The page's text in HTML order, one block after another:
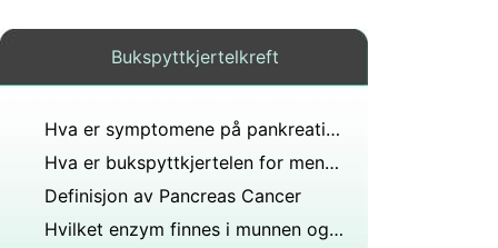
Bukspyttkjertelkreft
Hva er symptomene på pankreatitt og hvor lenge varer de?
Hva er bukspyttkjertelen for menneskekroppen?
Definisjon av Pancreas Cancer
Hvilket enzym finnes i munnen og bukspyttkjertelen?